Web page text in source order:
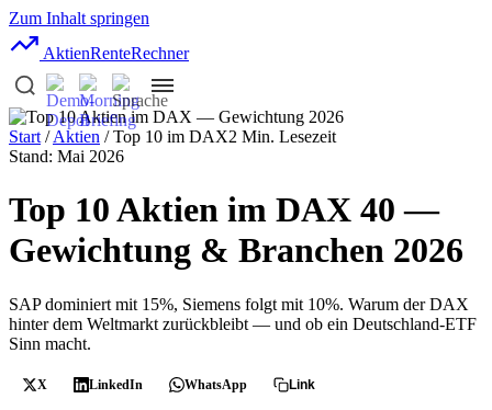
Zum Inhalt springen
AktienRenteRechner
Start /Aktien / Top 10 im DAX2 Min. Lesezeit
Stand: Mai 2026
Top 10 Aktien im DAX 40 —
Gewichtung & Branchen 2026
SAP dominiert mit 15%, Siemens folgt mit 10%. Warum der DAX
hinter dem Weltmarkt zurückbleibt — und ob ein Deutschland-ETF
Sinn macht.
X LinkedIn WhatsApp Link